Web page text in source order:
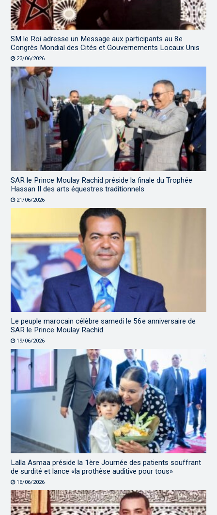
SM le Roi adresse un Message aux participants au 8e
Congrès Mondial des Cités et Gouvernements Locaux Unis
23/06/2026
SAR le Prince Moulay Rachid préside la finale du Trophée
Hassan II des arts équestres traditionnels
21/06/2026
Le peuple marocain célèbre samedi le 56e anniversaire de
SAR le Prince Moulay Rachid
19/06/2026
Lalla Asmaa préside la 1ère Journée des patients souffrant
de surdité et lance «la prothèse auditive pour tous»
16/06/2026